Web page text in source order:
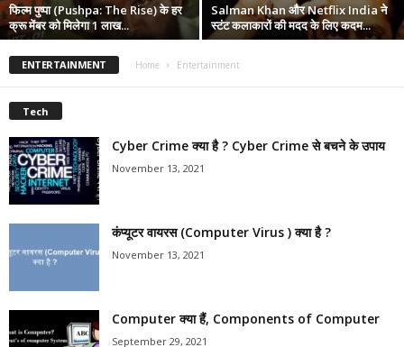
फिल्म पुष्पा (Pushpa: The Rise) के हर
क्रू मेंबर को मिलेगा 1 लाख...
Salman Khan और Netflix India ने
स्टंट कलाकारों की मदद के लिए कदम...
ENTERTAINMENT Home Entertainment
Tech
Cyber Crime क्या है ? Cyber Crime से बचने के उपाय
November 13, 2021
कंप्यूटर वायरस (Computer Virus ) क्या है ?
November 13, 2021
Computer क्या हैं, Components of Computer
September 29, 2021